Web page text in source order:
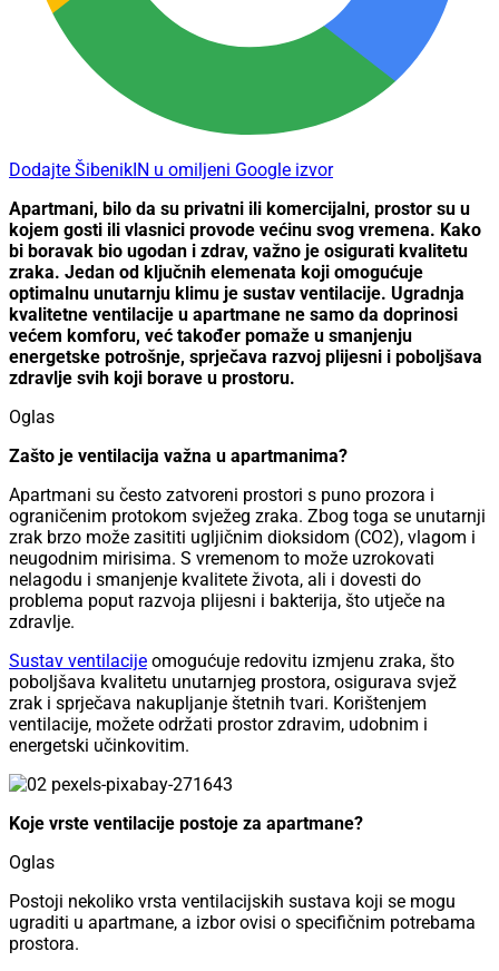
Dodajte ŠibenikIN u omiljeni Google izvor
Apartmani, bilo da su privatni ili komercijalni, prostor su u
kojem gosti ili vlasnici provode većinu svog vremena. Kako
bi boravak bio ugodan i zdrav, važno je osigurati kvalitetu
zraka. Jedan od ključnih elemenata koji omogućuje
optimalnu unutarnju klimu je sustav ventilacije. Ugradnja
kvalitetne ventilacije u apartmane ne samo da doprinosi
većem komforu, već također pomaže u smanjenju
energetske potrošnje, sprječava razvoj plijesni i poboljšava
zdravlje svih koji borave u prostoru.
Oglas
Zašto je ventilacija važna u apartmanima?
Apartmani su često zatvoreni prostori s puno prozora i
ograničenim protokom svježeg zraka. Zbog toga se unutarnji
zrak brzo može zasititi ugljičnim dioksidom (CO2), vlagom i
neugodnim mirisima. S vremenom to može uzrokovati
nelagodu i smanjenje kvalitete života, ali i dovesti do
problema poput razvoja plijesni i bakterija, što utječe na
zdravlje.
Sustav ventilacije omogućuje redovitu izmjenu zraka, što
poboljšava kvalitetu unutarnjeg prostora, osigurava svjež
zrak i sprječava nakupljanje štetnih tvari. Korištenjem
ventilacije, možete održati prostor zdravim, udobnim i
energetski učinkovitim.
Koje vrste ventilacije postoje za apartmane?
Oglas
Postoji nekoliko vrsta ventilacijskih sustava koji se mogu
ugraditi u apartmane, a izbor ovisi o specifičnim potrebama
prostora.